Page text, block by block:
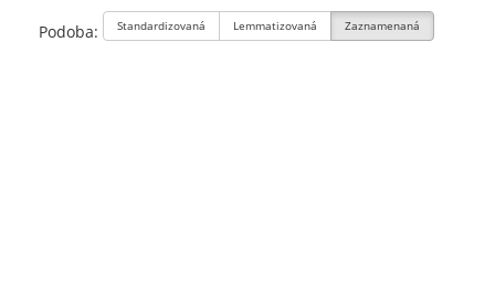
Podoba: Standardizovaná Lemmatizovaná Zaznamenaná